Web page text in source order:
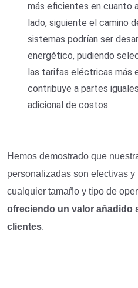
más eficientes en cuanto
lado, siguiente el camino
sistemas podrían ser
energético, pudiendo
las tarifas eléctricas más
contribuye a partes
adicional de costos.
Hemos demostrado que
personalizadas son efectivas
cualquier tamaño y tipo de
ofreciendo un valor añadido
clientes.